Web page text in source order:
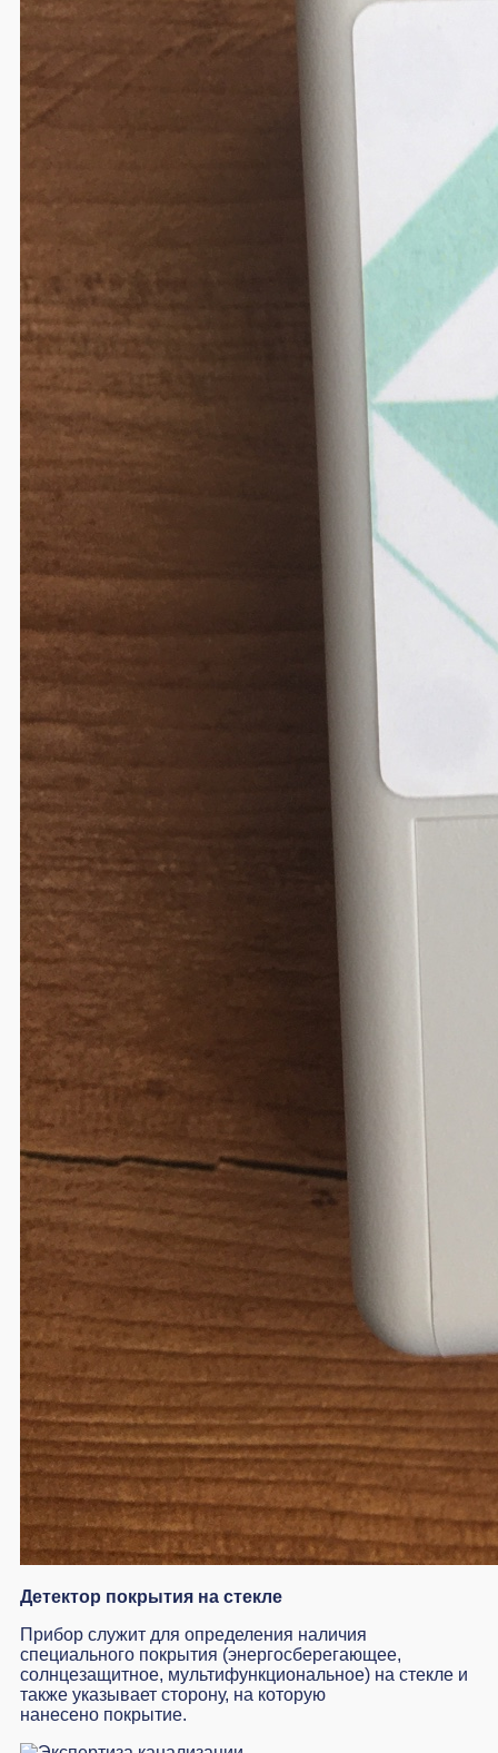
Детектор покрытия на стекле
Прибор служит для определения наличия
специального покрытия (энергосберегающее,
солнцезащитное, мультифункциональное) на стекле и
также указывает сторону, на которую
нанесено покрытие.